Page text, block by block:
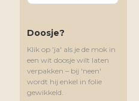
Doosje?
Klik op 'ja' als je de mok in
een wit doosje wilt laten
verpakken – bij 'neen'
wordt hij enkel in folie
gewikkeld.